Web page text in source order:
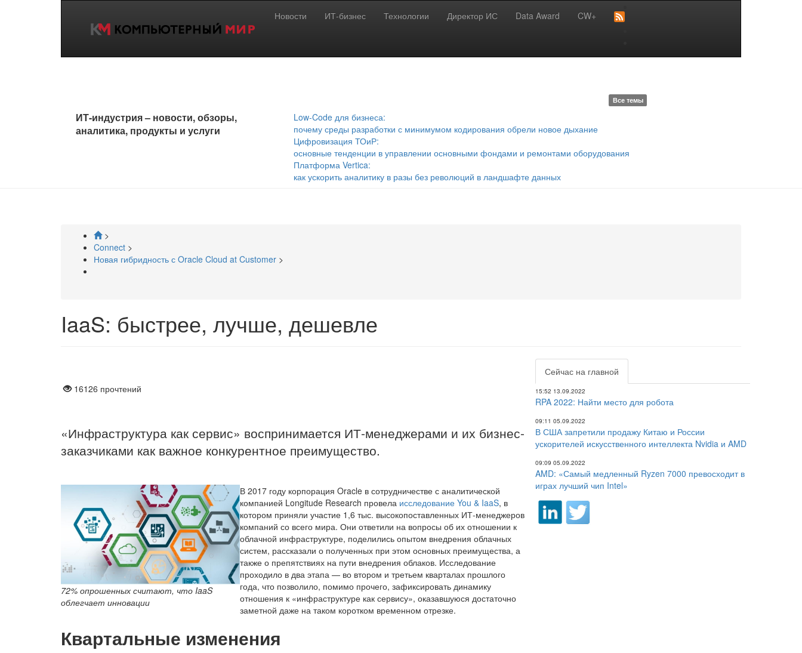
Новости ИТ-бизнес Технологии Директор ИС Data Award CW+
Все темы
ИТ-индустрия – новости, обзоры,
аналитика, продукты и услуги
Low-Code для бизнеса:
почему среды разработки с минимумом кодирования обрели новое дыхание
Цифровизация ТОиР:
основные тенденции в управлении основными фондами и ремонтами оборудования
Платформа Vertica:
как ускорить аналитику в разы без революций в ландшафте данных
>
Connect >
Новая гибридность с Oracle Cloud at Customer >
IaaS: быстрее, лучше, дешевле
16126 прочтений
«Инфраструктура как сервис» воспринимается ИТ-менеджерами и их бизнес-
заказчиками как важное конкурентное преимущество.
72% опрошенных считают, что IaaS
облегчает инновации
В 2017 году корпорация Oracle в сотрудничестве с аналитической
компанией Longitude Research провела исследование You & IaaS, в
котором приняли участие 1,6 тыс. высокопоставленных ИТ-менеджеров
компаний со всего мира. Они ответили на вопросы об их отношении к
облачной инфраструктуре, поделились опытом внедрения облачных
систем, рассказали о полученных при этом основных преимущества, а
также о препятствиях на пути внедрения облаков. Исследование
проходило в два этапа — во втором и третьем кварталах прошлого
года, что позволило, помимо прочего, зафиксировать динамику
отношения к «инфраструктуре как сервису», оказавшуюся достаточно
заметной даже на таком коротком временном отрезке.
Квартальные изменения
Сейчас на главной
15:52 13.09.2022
RPA 2022: Найти место для робота
09:11 05.09.2022
В США запретили продажу Китаю и России
ускорителей искусственного интеллекта Nvidia и AMD
09:09 05.09.2022
AMD: «Самый медленный Ryzen 7000 превосходит в
играх лучший чип Intel»